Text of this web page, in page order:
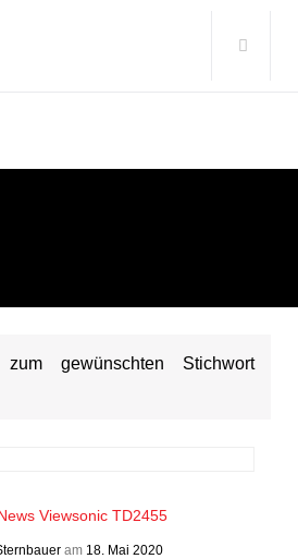
gewünschten Stichwort
Viewsonic TD2455
am 18. Mai 2020